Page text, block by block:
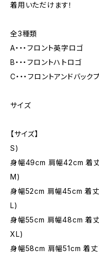
着用いただけます！
全3種類
A・・・フロント英字ロゴ
B・・・フロントハトロゴ
C・・・フロントアンドバック
サイズ
【サイズ】
S)
身幅49cm 肩幅42cm 着
M)
身幅52cm 肩幅45cm 着
L)
身幅55cm 肩幅48cm 着
XL)
身幅58cm 肩幅51cm 着